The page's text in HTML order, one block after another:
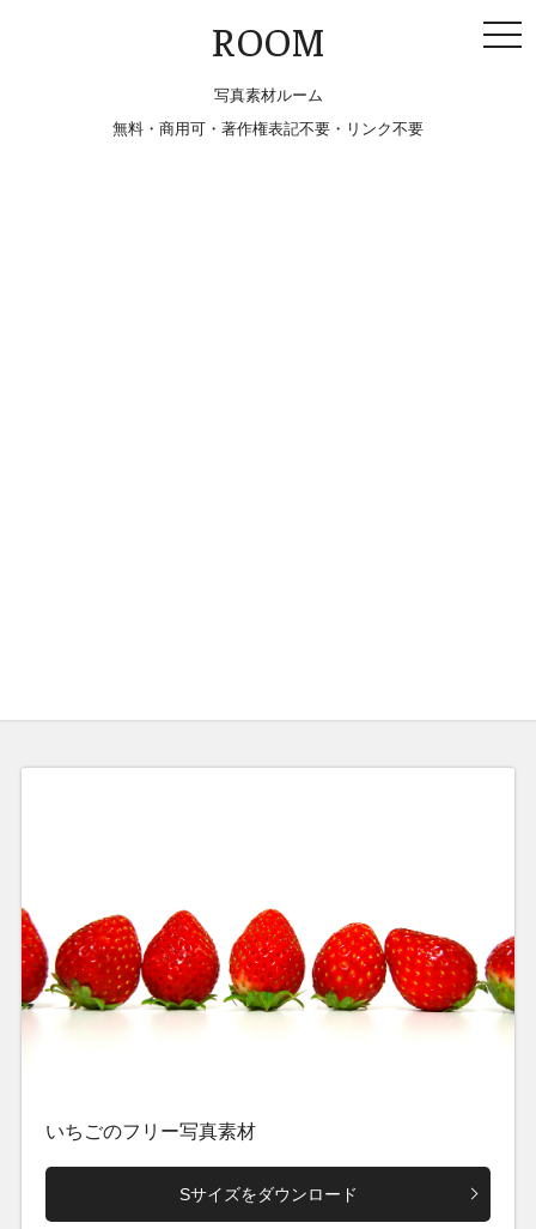
ROOM
写真素材ルーム
無料・商用可・著作権表記不要・リンク不要
いちごのフリー写真素材
Sサイズをダウンロード